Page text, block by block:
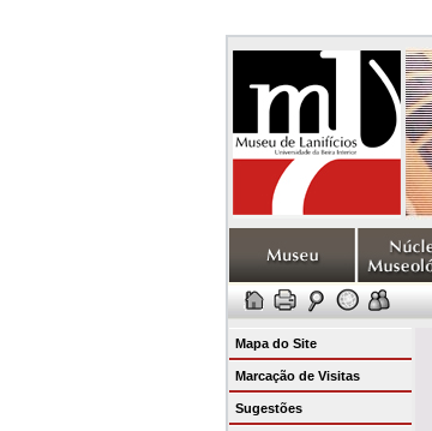
Mapa do Site
Marcação de Visitas
Sugestões